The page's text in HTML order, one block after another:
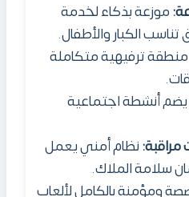
موزعة بذكاء لخدمة
الكبار والأطفال.
منطقة ترفيهية متكاملة
يضم أنشطة اجتماعية
نظام أمني يعمل
سلامة الملاك.
ومؤمنة بالكامل لألعاب